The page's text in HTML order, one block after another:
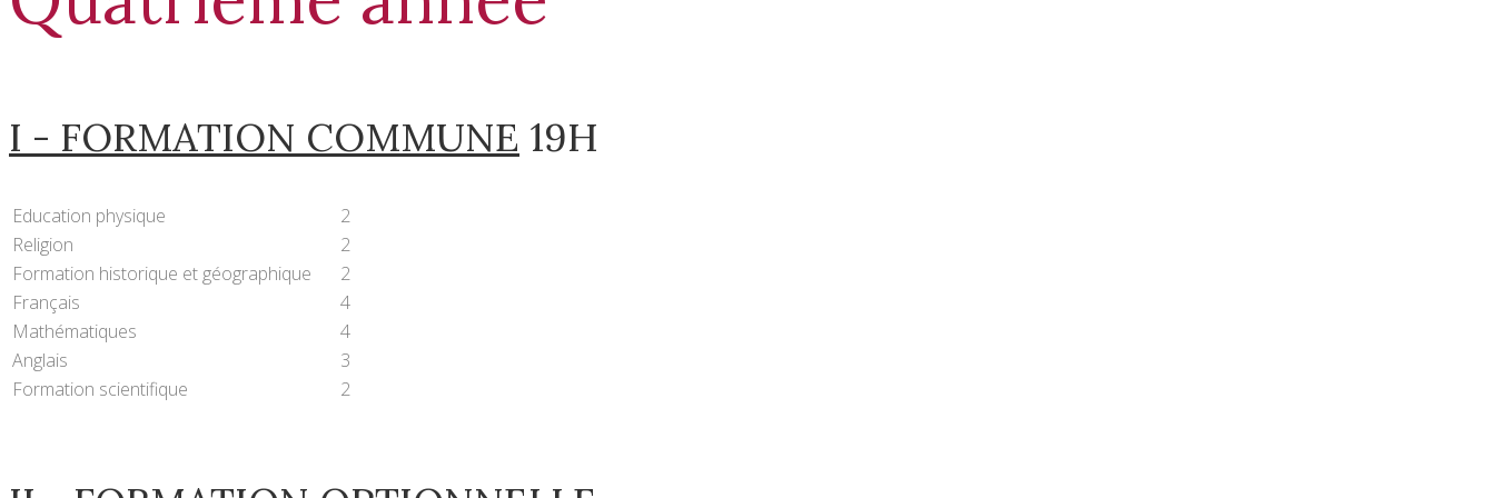
I - FORMATION COMMUNE 19H
Education physique
2
Religion
2
Formation historique et géographique
2
Français
4
Mathématiques
4
Anglais
3
Formation scientifique
2